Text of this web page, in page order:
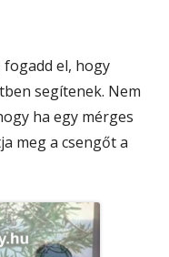
fogadd el, hogy
segítenek. Nem
ha egy mérges
meg a csengőt a